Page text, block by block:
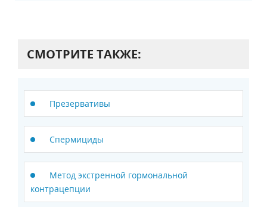
СМОТРИТЕ ТАКЖЕ:
Презервативы
Спермициды
Метод экстренной гормональной
контрацепции